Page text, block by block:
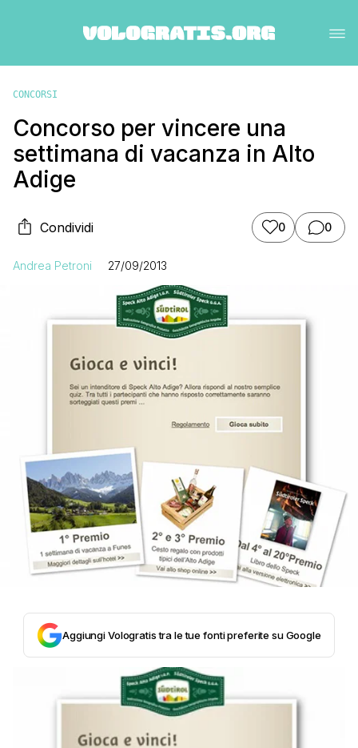
CONCORSI
Concorso per vincere una
settimana di vacanza in Alto
Adige
Condividi 0 0
Andrea Petroni 27/09/2013
Aggiungi Vologratis tra le tue fonti preferite su Google